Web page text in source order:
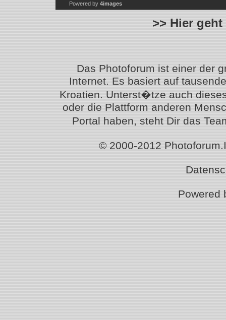
Powered by 4images
>> Hier
Das Photoforum ist einer der
Internet. Es basiert auf
Kroatien. Unterst�tze auch
oder die Plattform anderen
Portal haben, steht Dir das
© 2000-2012
Powered